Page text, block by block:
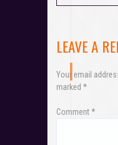
LEAVE A
Your email
marked *
Comment*